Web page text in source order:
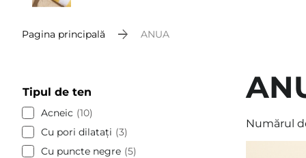
Pagina principală ANUA
Tipul de ten
Acneic
10
Cu pori dilatați
3
Cu puncte negre 5
Numărul